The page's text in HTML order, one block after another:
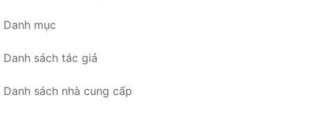
Danh mục
Danh sách tác giả
Danh sách nhà cung cấp